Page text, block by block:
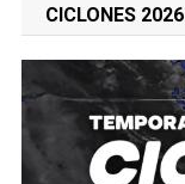
CICLONES 2026